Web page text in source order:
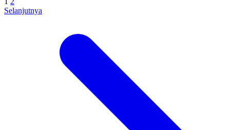
Kabupaten Cirebon - Divipromedia.com - Desain kantor
kontemporer yang relavan? Desain kantor yang modern kini semakin
Selanjutnya